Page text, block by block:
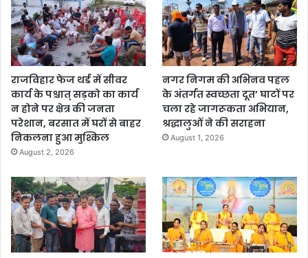
राजविहार फेज थर्ड में सीवर
कार्य के पश्चात् सड़को का कार्य
न होने पर क्षेत्र की जनता
परेशान, बरसात में घरों से बाहर
निकलना हुआ मुश्किल
August 2, 2026
नगर निगम की अभिनव पहल
के अंतर्गत स्वच्छता दूत’ घाटों पर
चला रहे जागरूकता अभियान,
श्रद्धालुओं ने की सराहना
August 1, 2026